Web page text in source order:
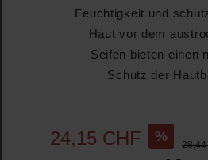
Feuchtigkeit und
Haut vor dem
Seifen bieten einen
Schutz der
24,15 CHF %